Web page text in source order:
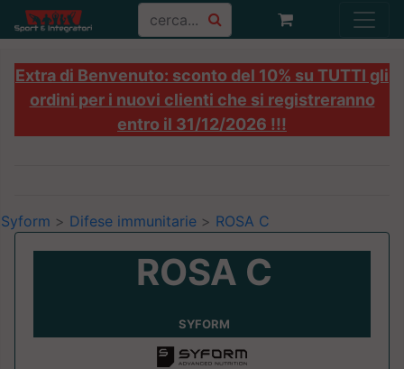
Extra di Benvenuto: sconto del 10% su TUTTI gli
ordini per i nuovi clienti che si registreranno
entro il 31/12/2026 !!!
Syform > Difese immunitarie > ROSA C
ROSA C
SYFORM